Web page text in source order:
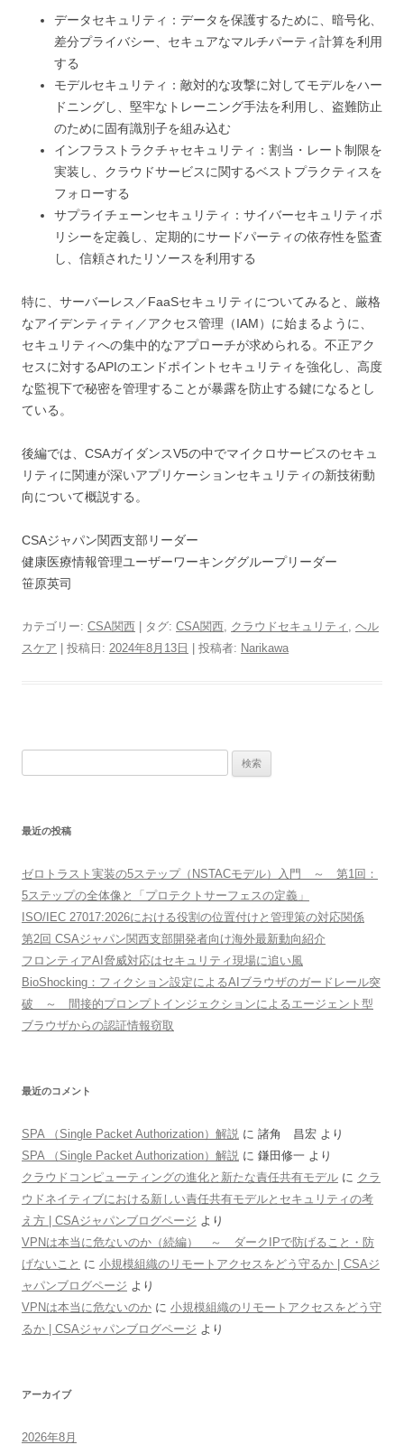
データセキュリティ：データを保護するために、暗号化、
差分プライバシー、セキュアなマルチパーティ計算を利用
する
モデルセキュリティ：敵対的な攻撃に対してモデルをハー
ドニングし、堅牢なトレーニング手法を利用し、盗難防止
のために固有識別子を組み込む
インフラストラクチャセキュリティ：割当・レート制限を
実装し、クラウドサービスに関するベストプラクティスを
フォローする
サプライチェーンセキュリティ：サイバーセキュリティポ
リシーを定義し、定期的にサードパーティの依存性を監査
し、信頼されたリソースを利用する
特に、サーバーレス／FaaSセキュリティについてみると、厳格
なアイデンティティ／アクセス管理（IAM）に始まるように、
セキュリティへの集中的なアプローチが求められる。不正アク
セスに対するAPIのエンドポイントセキュリティを強化し、高度
な監視下で秘密を管理することが暴露を防止する鍵になるとし
ている。
後編では、CSAガイダンスV5の中でマイクロサービスのセキュ
リティに関連が深いアプリケーションセキュリティの新技術動
向について概説する。
CSAジャパン関西支部リーダー
健康医療情報管理ユーザーワーキンググループリーダー
笹原英司
カテゴリー: CSA関西 | タグ: CSA関西 クラウドセキュリティ
ヘル
スケア | 投稿日: 2024年8月13日 | 投稿者: Narikawa
索:
最近の投稿
ゼロトラスト実装の5ステップ（NSTACモデル）入門 ～ 第1回：
5ステップの全体像と「プロテクトサーフェスの定義」
ISO/IEC 27017:2026における役割の位置付けと管理策の対応関係
第2回 CSAジャパン関西支部開発者向け海外最新動向紹介
フロンティアAI脅威対応はセキュリティ現場に追い風
BioShocking：フィクション設定によるAIブラウザのガードレール突
破 ～ 間接的プロンプトインジェクションによるエージェント型
ブラウザからの認証情報窃取
最近のコメント
SPA （Single Packet Authorization）解説 に 諸角 昌宏 より
SPA （Single Packet Authorization）解説 に 鎌田修一 より
クラウドコンピューティングの進化と新たな責任共有モデル に クラ
ウドネイティブにおける新しい責任共有モデルとセキュリティの考
え方 | CSAジャパンブログページ より
VPNは本当に危ないのか（続編） ～ ダークIPで防げること・防
げないこと に 小規模組織のリモートアクセスをどう守るか | CSAジ
ャパンブログページ より
VPNは本当に危ないのか に 小規模組織のリモートアクセスをどう守
るか | CSAジャパンブログページ より
アーカイブ
2026年8月